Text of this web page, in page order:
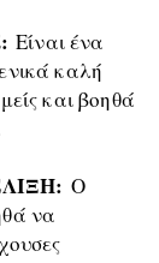
Είναι ένα
καλή
και βοηθά
Ο
να